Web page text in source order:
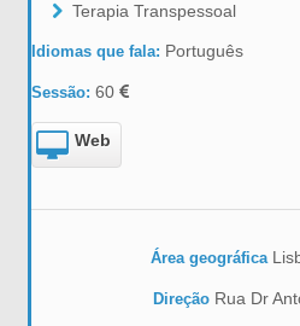
Terapia Transpessoal
Idiomas que fala: Português
Sessão:60
Web
Área geográfica
Direção Rua Dr